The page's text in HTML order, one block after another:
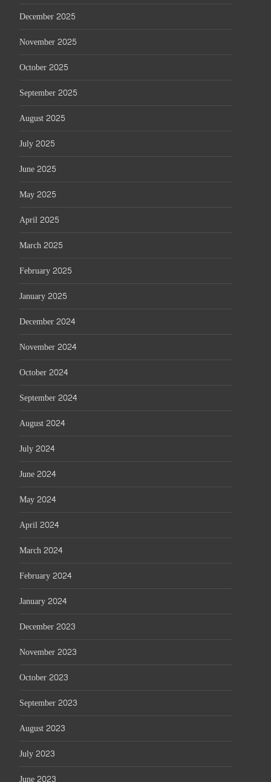
December 2025
November 2025
October 2025
September 2025
August 2025
July 2025
June 2025
May 2025
April 2025
March 2025
February 2025
January 2025
December 2024
November 2024
October 2024
September 2024
August 2024
July 2024
June 2024
May 2024
April 2024
March 2024
February 2024
January 2024
December 2023
November 2023
October 2023
September 2023
August 2023
July 2023